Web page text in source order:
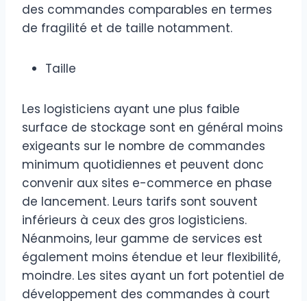
des commandes comparables en termes
de fragilité et de taille notamment.
Taille
Les logisticiens ayant une plus faible
surface de stockage sont en général moins
exigeants sur le nombre de commandes
minimum quotidiennes et peuvent donc
convenir aux sites e-commerce en phase
de lancement. Leurs tarifs sont souvent
inférieurs à ceux des gros logisticiens.
Néanmoins, leur gamme de services est
également moins étendue et leur flexibilité,
moindre. Les sites ayant un fort potentiel de
développement des commandes à court